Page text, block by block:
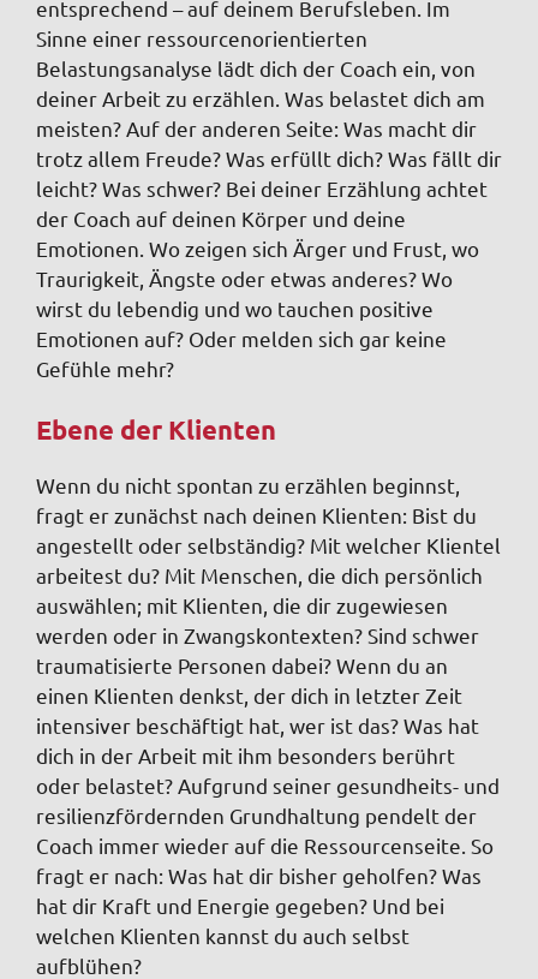
entsprechend – auf deinem Berufsleben. Im
Sinne einer ressourcenorientierten
Belastungsanalyse lädt dich der Coach ein, von
deiner Arbeit zu erzählen. Was belastet dich am
meisten? Auf der anderen Seite: Was macht dir
trotz allem Freude? Was erfüllt dich? Was fällt dir
leicht? Was schwer? Bei deiner Erzählung achtet
der Coach auf deinen Körper und deine
Emotionen. Wo zeigen sich Ärger und Frust, wo
Traurigkeit, Ängste oder etwas anderes? Wo
wirst du lebendig und wo tauchen positive
Emotionen auf? Oder melden sich gar keine
Gefühle mehr?
Ebene der Klienten
Wenn du nicht spontan zu erzählen beginnst,
fragt er zunächst nach deinen Klienten: Bist du
angestellt oder selbständig? Mit welcher Klientel
arbeitest du? Mit Menschen, die dich persönlich
auswählen; mit Klienten, die dir zugewiesen
werden oder in Zwangskontexten? Sind schwer
traumatisierte Personen dabei? Wenn du an
einen Klienten denkst, der dich in letzter Zeit
intensiver beschäftigt hat, wer ist das? Was hat
dich in der Arbeit mit ihm besonders berührt
oder belastet? Aufgrund seiner gesundheits- und
resilienzfördernden Grundhaltung pendelt der
Coach immer wieder auf die Ressourcenseite. So
fragt er nach: Was hat dir bisher geholfen? Was
hat dir Kraft und Energie gegeben? Und bei
welchen Klienten kannst du auch selbst
aufblühen?